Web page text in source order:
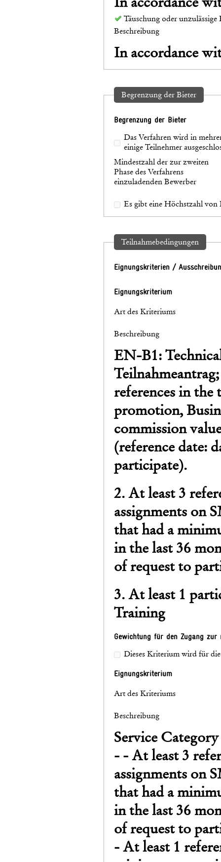
Täuschung oder unzulässige
Beschreibung
In accordance
Begrenzung der Bieter
Begrenzung der Bieter
Das Verfahren wird in
einige Teilnehmer
Mindestzahl der zur zweiten
Phase des Verfahrens
einzuladenden Bewerber
Es gibt eine Höchstzahl von
Teilnahmebedingungen
Eignungskriterien /
Eignungskriterium
Art des Kriteriums
Beschreibung
EN-B1:
references in the
promotion,
commission
(reference date:
participate).
2. At least 3
assignments on
that had a
in the last 36
of request to
3. At least 1
Training
Gewichtung für den Zugang zur
Dieses Kriterium wird für
Eignungskriterium
Art des Kriteriums
Beschreibung
Service
- - At least 3
assignments on
that had a
in the last 36
of request to
- At least 1